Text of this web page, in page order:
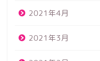
2021年4月
2021年3月